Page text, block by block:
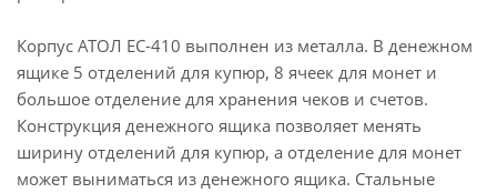
Корпус АТОЛ ЕС-410 выполнен из металла. В денежном
ящике 5 отделений для купюр, 8 ячеек для монет и
большое отделение для хранения чеков и счетов.
Конструкция денежного ящика позволяет менять
ширину отделений для купюр, а отделение для монет
может выниматься из денежного ящика. Стальные